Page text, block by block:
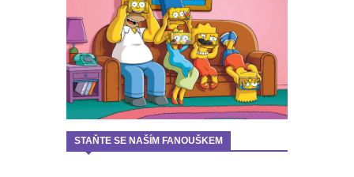
STAŇTE SE NAŠÍM FANOUŠKEM